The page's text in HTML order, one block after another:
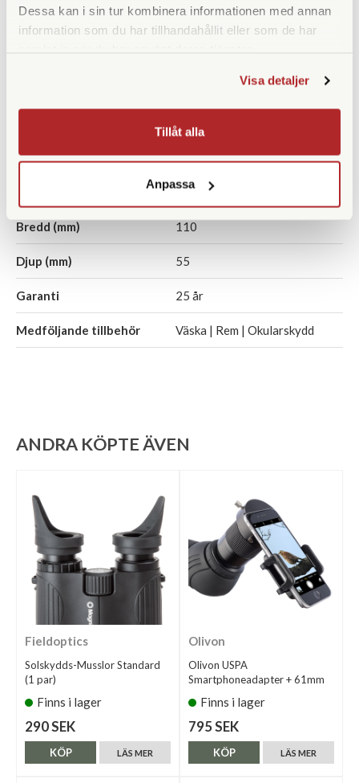
Dessa kan i sin tur kombinera informationen med annan
information som du har tillhandahållit eller som de har
Visa detaljer
Tillåt alla
Anpassa
Prismatyp Porroprisma
Ja
Vikt (g) 295
114
Bredd (mm) 110
Djup (mm) 55
Garanti 25 år
Medföljande tillbehör Väska | Rem | Okularskydd
ANDRA KÖPTE ÄVEN
Fieldoptics
Solskydds-Musslor Standard
(1 par)
Finns i lager
290 SEK
LÄS MER
KÖP
Olivon
Olivon USPA
Smartphoneadapter + 61mm
Finns i lager
795 SEK
LÄS MER
KÖP